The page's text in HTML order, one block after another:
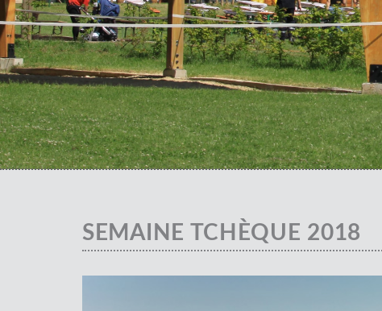
SEMAINE TCHÈQUE 2018